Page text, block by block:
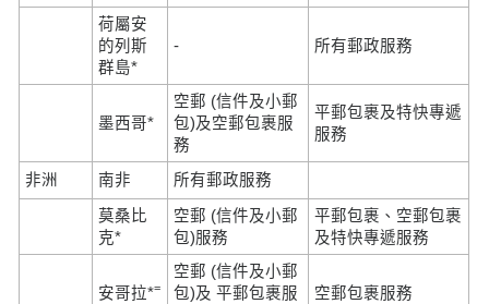
荷屬安
的列斯
群島*
- 所有郵政服務
墨西哥*
空郵 (信件及小郵
包)及空郵包裹服
務
平郵包裹及特快專遞
服務
非洲 南非 所有郵政服務
莫桑比
克*
空郵 (信件及小郵
包)服務
平郵包裹、空郵包裹
及特快專遞服務
安哥拉*=
空郵 (信件及小郵
包)及 平郵包裹服
空郵包裹服務